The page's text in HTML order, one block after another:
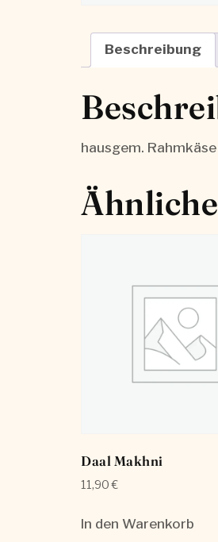
Beschreibung
hausgem.
Daal Makhni
11,90€
In den Warenkorb